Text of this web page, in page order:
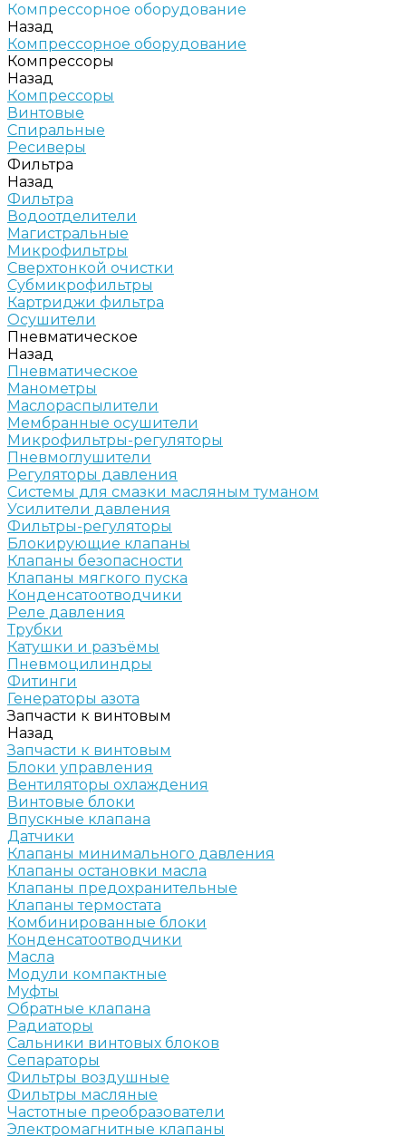
Компрессорное оборудование
Назад
Компрессорное оборудование
Компрессоры
Назад
Компрессоры
Винтовые
Спиральные
Ресиверы
Фильтра
Назад
Фильтра
Водоотделители
Магистральные
Микрофильтры
Сверхтонкой очистки
Субмикрофильтры
Картриджи фильтра
Осушители
Пневматическое
Назад
Пневматическое
Манометры
Маслораспылители
Мембранные осушители
Микрофильтры-регуляторы
Пневмоглушители
Регуляторы давления
Системы для смазки масляным туманом
Усилители давления
Фильтры-регуляторы
Блокирующие клапаны
Клапаны безопасности
Клапаны мягкого пуска
Конденсатоотводчики
Реле давления
Трубки
Катушки и разъёмы
Пневмоцилиндры
Фитинги
Генераторы азота
Запчасти к винтовым
Назад
Запчасти к винтовым
Блоки управления
Вентиляторы охлаждения
Винтовые блоки
Впускные клапана
Датчики
Клапаны минимального давления
Клапаны остановки масла
Клапаны предохранительные
Клапаны термостата
Комбинированные блоки
Конденсатоотводчики
Масла
Модули компактные
Муфты
Обратные клапана
Радиаторы
Сальники винтовых блоков
Сепараторы
Фильтры воздушные
Фильтры масляные
Частотные преобразователи
Электромагнитные клапаны